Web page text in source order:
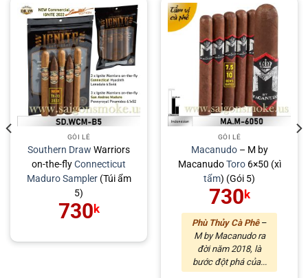
GÓI LẺ
Southern Draw Warriors
on-the-flyConnecticut
Maduro Sampler(Túi ẩm
5)
730 k
GÓI LẺ
Macanudo– M by
MacanudoToro6×50 (xì
tẩm) (Gói 5)
730 k
Phù Thủy Cà Phê–
M by Macanudo ra
đời năm 2018, là
bước đột phá của...